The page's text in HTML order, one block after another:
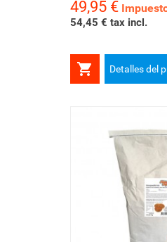
Precio
49,95 €
54,45 € tax incl.
 Detalles del